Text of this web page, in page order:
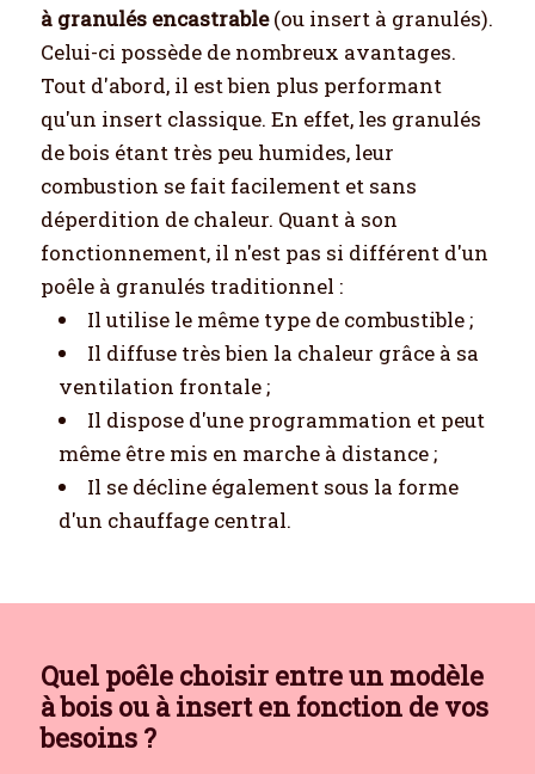
à granulés encastrable(ou insert à granulés).
Celui-ci possède de nombreux avantages.
Tout d'abord, il est bien plus performant
qu'un insert classique. En effet, les granulés
de bois étant très peu humides, leur
combustion se fait facilement et sans
déperdition de chaleur. Quant à son
fonctionnement, il n'est pas si différent d'un
poêle à granulés traditionnel :
Il utilise le même type de combustible ;
Il diffuse très bien la chaleur grâce à sa
ventilation frontale ;
Il dispose d'une programmation et peut
même être mis en marche à distance ;
Il se décline également sous la forme
d'un chauffage central.
Quel poêle choisir entre un modèle
à bois ou à insert en fonction de vos
besoins ?